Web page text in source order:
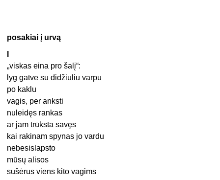
posakiai į urvą
„viskas eina pro šalį“:
lyg gatve su didžiuliu varpu
po kaklu
vagis, per anksti
nuleidęs rankas
ar jam trūksta savęs
kai rakinam spynas jo vardu
nebesislapsto
mūsų alisos
sušėrus viens kito vagims